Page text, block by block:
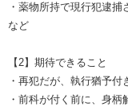
・薬物所持で現行犯逮捕
など
【2】期待できること
・再犯だが、執行猶予付
・前科が付く前に、身柄